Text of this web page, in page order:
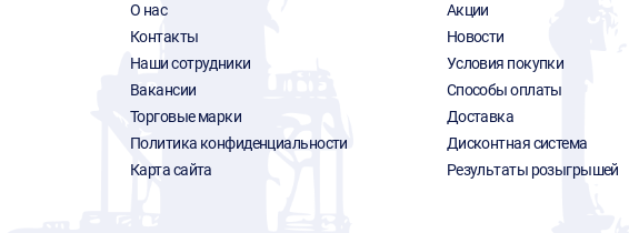
О нас
Контакты
Наши сотрудники
Вакансии
Торговые марки
Политика конфиденциальности
Карта сайта
Акции
Новости
Условия покупки
Способы оплаты
Доставка
Дисконтная система
Результаты розыгрышей